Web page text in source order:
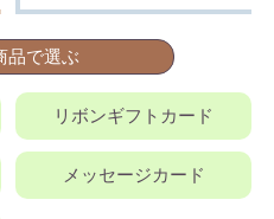
品で選ぶ
リボンギフトカード
メッセージカード